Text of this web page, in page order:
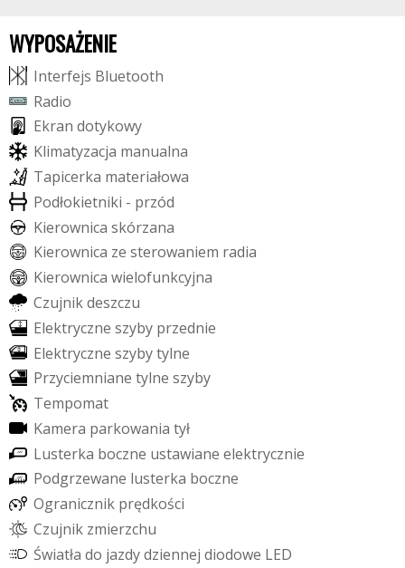
WYPOSAŻENIE
Interfejs Bluetooth
Radio
Ekran dotykowy
Klimatyzacja manualna
Tapicerka materiałowa
Podłokietniki - przód
Kierownica skórzana
Kierownica ze sterowaniem radia
Kierownica wielofunkcyjna
Czujnikdeszczu
Elektryczne szyby przednie
Elektryczne szybytylne
Przyciemniane tylne szyby
Tempomat
Kamera parkowania tył
Lusterka boczne ustawiane elektrycznie
Podgrzewane lusterka boczne
Ogranicznik prędkości
Czujnik zmierzchu
Światła do jazdydziennej diodowe LED